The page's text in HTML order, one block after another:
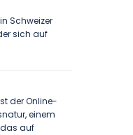
Schweizer
sich auf
der Online-
einem
das auf